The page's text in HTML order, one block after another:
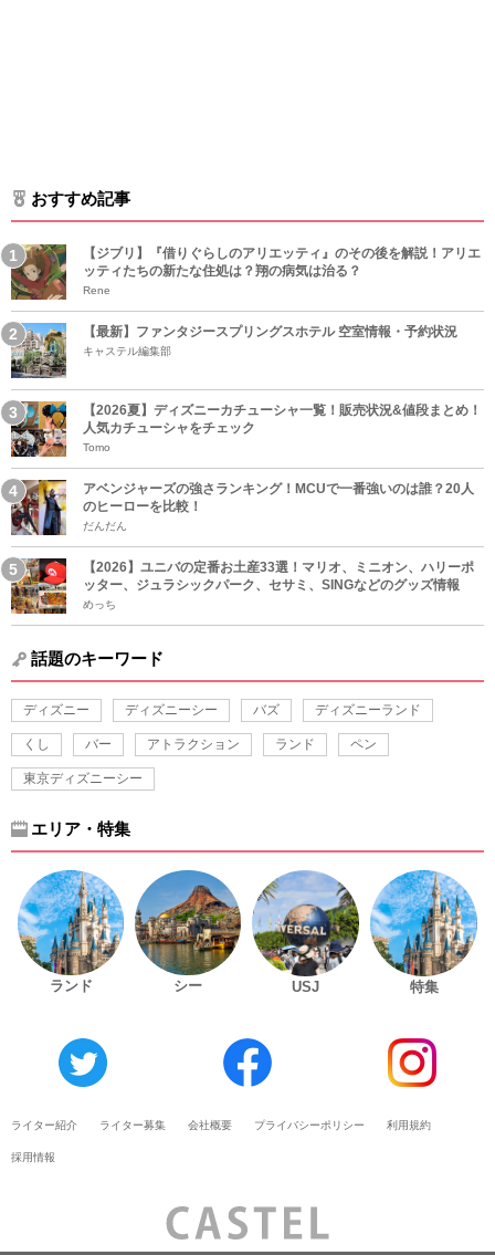
おすすめ記事
【ジブリ】『借りぐらしのアリエッティ』のその後を解説！アリエ
ッティたちの新たな住処は？翔の病気は治る？
Rene
【最新】ファンタジースプリングスホテル 空室情報・予約状況
キャステル編集部
【2026夏】ディズニーカチューシャ一覧！販売状況&値段まとめ！
人気カチューシャをチェック
Tomo
アベンジャーズの強さランキング！MCUで一番強いのは誰？20人
のヒーローを比較！
だんだん
【2026】ユニバの定番お土産33選！マリオ、ミニオン、ハリーポ
ッター、ジュラシックパーク、セサミ、SINGなどのグッズ情報
めっち
話題のキーワード
ディズニー ディズニーシー バズ ディズニーランド
くし バー アトラクション ランド ペン
東京ディズニーシー
エリア・特集
ランド シー USJ 特集
ライター紹介 ライター募集 会社概要 プライバシーポリシー 利用規約
採用情報